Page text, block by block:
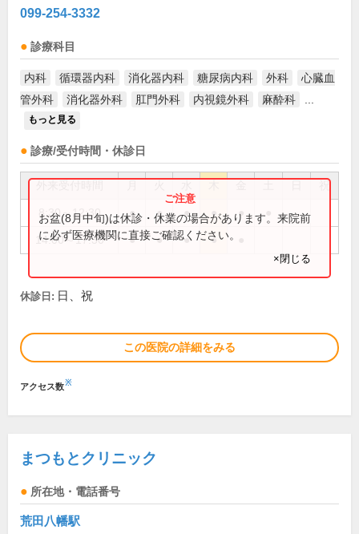
099-254-3332
診療科目
内科 循環器内科 消化器内科 糖尿病内科 外科
心臓血
管外科
消化器外科 肛門外科 内視鏡外科 麻酔科
もっと見る
診療/受付時間・休診日
祝
8:30～12:30 ● ● ● ● ●
14:00～17:30 ● ● ● ●
お盆(8月中旬)は休診・休業の場合があります。来院前
に必ず医療機関に直接ご確認ください。
×閉じる
休診日: 日、祝
この医院の詳細をみる
アクセス数※
まつもとクリニック
所在地・電話番号
荒田八幡駅